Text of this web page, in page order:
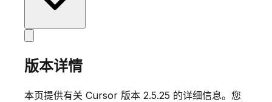
版本详情
本页提供有关 Cursor 版本 2.5.25 的详细信息。您